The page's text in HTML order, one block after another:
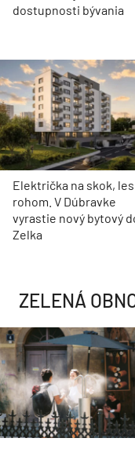
dostupnosti bývania
Električka na skok, les
rohom. V Dúbravke
vyrastie nový bytový
Zelka
ZELENÁ